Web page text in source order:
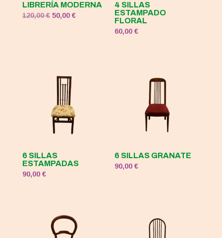
LIBRERÍA MODERNA
120,00€ El
50,00 €El
4 SILLAS
ESTAMPADO
FLORAL
60,00€
6 SILLAS
ESTAMPADAS
90,00 €
6 SILLAS GRANATE
90,00€